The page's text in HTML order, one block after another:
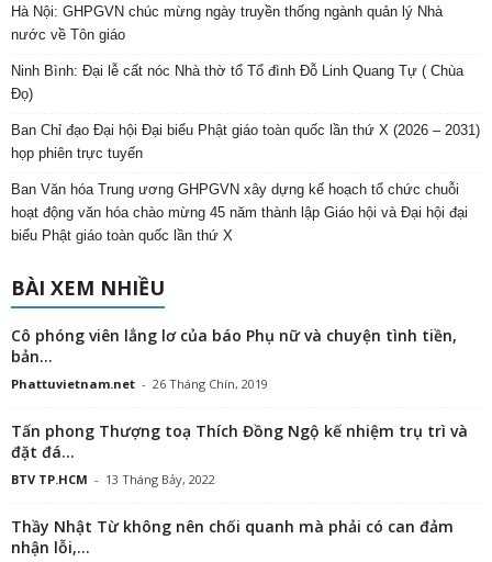
Hà Nội: GHPGVN chúc mừng ngày truyền thống ngành quản lý Nhà
nước về Tôn giáo
Ninh Bình: Đại lễ cất nóc Nhà thờ tổ Tổ đình Đỗ Linh Quang Tự ( Chùa
Đọ)
Ban Chỉ đạo Đại hội Đại biểu Phật giáo toàn quốc lần thứ X (2026 – 2031)
họp phiên trực tuyến
Ban Văn hóa Trung ương GHPGVN xây dựng kế hoạch tổ chức chuỗi
hoạt động văn hóa chào mừng 45 năm thành lập Giáo hội và Đại hội đại
biểu Phật giáo toàn quốc lần thứ X
BÀI XEM NHIỀU
Cô phóng viên lẳng lơ của báo Phụ nữ và chuyện tình tiền,
bản...
Phattuvietnam.net - 26 Tháng Chín, 2019
Tấn phong Thượng toạ Thích Đồng Ngộ kế nhiệm trụ trì và
đặt đá...
BTV TP.HCM - 13 Tháng Bảy, 2022
Thầy Nhật Từ không nên chối quanh mà phải có can đảm
nhận lỗi,...